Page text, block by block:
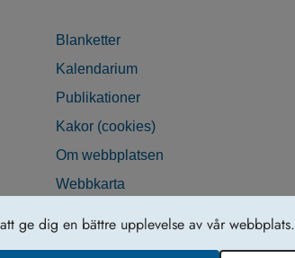
ge dig en bättre upplevelse av vår webbplats.
Blanketter
Kalendarium
Publikationer
Kakor (cookies)
Om webbplatsen
Webbkarta